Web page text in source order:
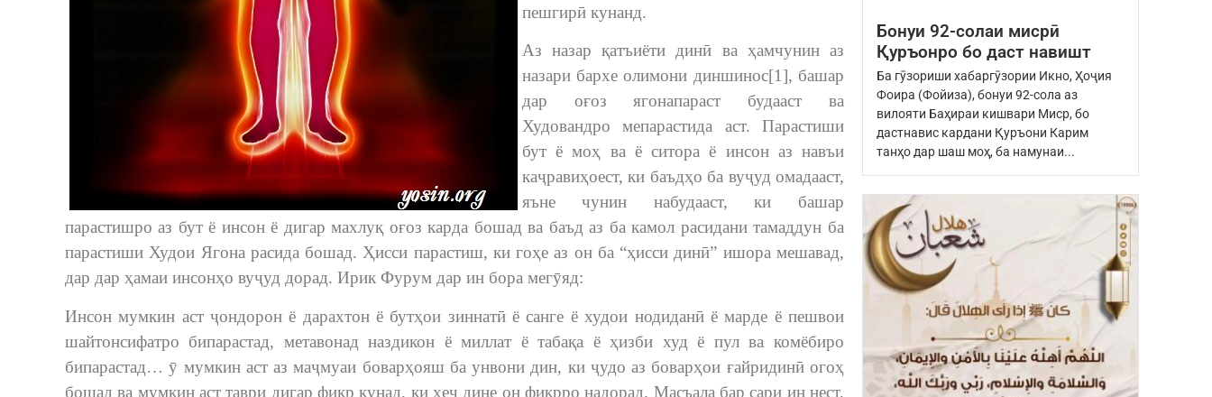
пешгирӣ кунанд.
Аз назар қатъиёти динӣ ва ҳамчунин аз
назари бархе олимони диншинос[1], башар
дар оғоз ягонапараст будааст ва
Худовандро мепарастида аст. Парастиши
бут ё моҳ ва ё ситора ё инсон аз навъи
каҷравиҳоест, ки баъдҳо ба вуҷуд омадааст,
яъне чунин набудааст, ки башар
парастишро аз бут ё инсон ё дигар махлуқ оғоз карда бошад ва баъд аз ба камол расидани тамаддун ба
парастиши Худои Ягона расида бошад. Ҳисси парастиш, ки гоҳе аз он ба “ҳисси динӣ” ишора мешавад,
дар дар ҳамаи инсонҳо вуҷуд дорад. Ирик Фурум дар ин бора мегӯяд:
Инсон мумкин аст ҷондорон ё дарахтон ё бутҳои зиннатӣ ё санге ё худои нодиданӣ ё марде ё пешвои
шайтонсифатро бипарастад, метавонад наздикон ё миллат ё табақа ё ҳизби худ ё пул ва комёбиро
бипарастад… ӯ мумкин аст аз маҷмуаи боварҳояш ба унвони дин, ки ҷудо аз боварҳои ғайридинӣ огоҳ
бошад ва мумкин аст таври дигар фикр кунад, ки ҳеҷ дине он фикрро надорад. Масъала бар сари ин нест,
Бонуи 92-солаи мисрӣ
Қуръонро бо даст навишт
Ба гӯзориши хабаргӯзории Икно, Ҳоҷия
Фоира (Фойиза), бонуи 92-сола аз
вилояти Баҳираи кишвари Миср, бо
дастнавис кардани Қуръони Карим
танҳо дар шаш моҳ, ба намунаи...